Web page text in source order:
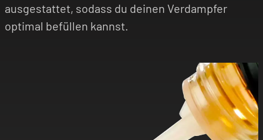
ausgestattet, sodass du deinen Verdampfer
optimal befüllen kannst.